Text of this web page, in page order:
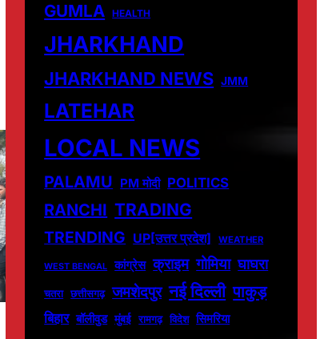
GUMLA HEALTH
JHARKHAND
JHARKHAND NEWS JMM
LATEHAR
LOCAL NEWS
PALAMU PM मोदी POLITICS
RANCHI TRADING
TRENDING UP[उत्तर प्रदेश] WEATHER
WEST BENGAL कांग्रेस क्राइम गोमिया घाघरा
चतरा छत्तीसगढ़ जमशेदपुर नई दिल्ली पाकुड़
बिहार बॉलीवुड मुंबई रामगढ़ विदेश सिमरिया